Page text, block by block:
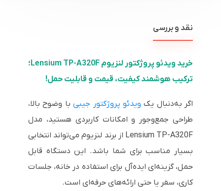
نقد و بررسی
خرید ویدئو پروژکتور لنزیوم Lensium TP-A320F؛
ترکیب هوشمند کیفیت، قیمت و قابلیت حمل!
اگر به‌دنبال یک ویدئو پروژکتور جیبیبا وضوح بالا،
طراحی جمع‌وجور و امکانات کاربردی هستید، مدل
Lensium TP-A320F از برند لنزیوم می‌تواند انتخابی
بسیار مناسب برای شما باشد. این دستگاه قابل
حمل، گزینه‌ای ایده‌آل برای استفاده در خانه، جلسات
کاری، سفر یا حتی ارائه‌های حرفه‌ای است.